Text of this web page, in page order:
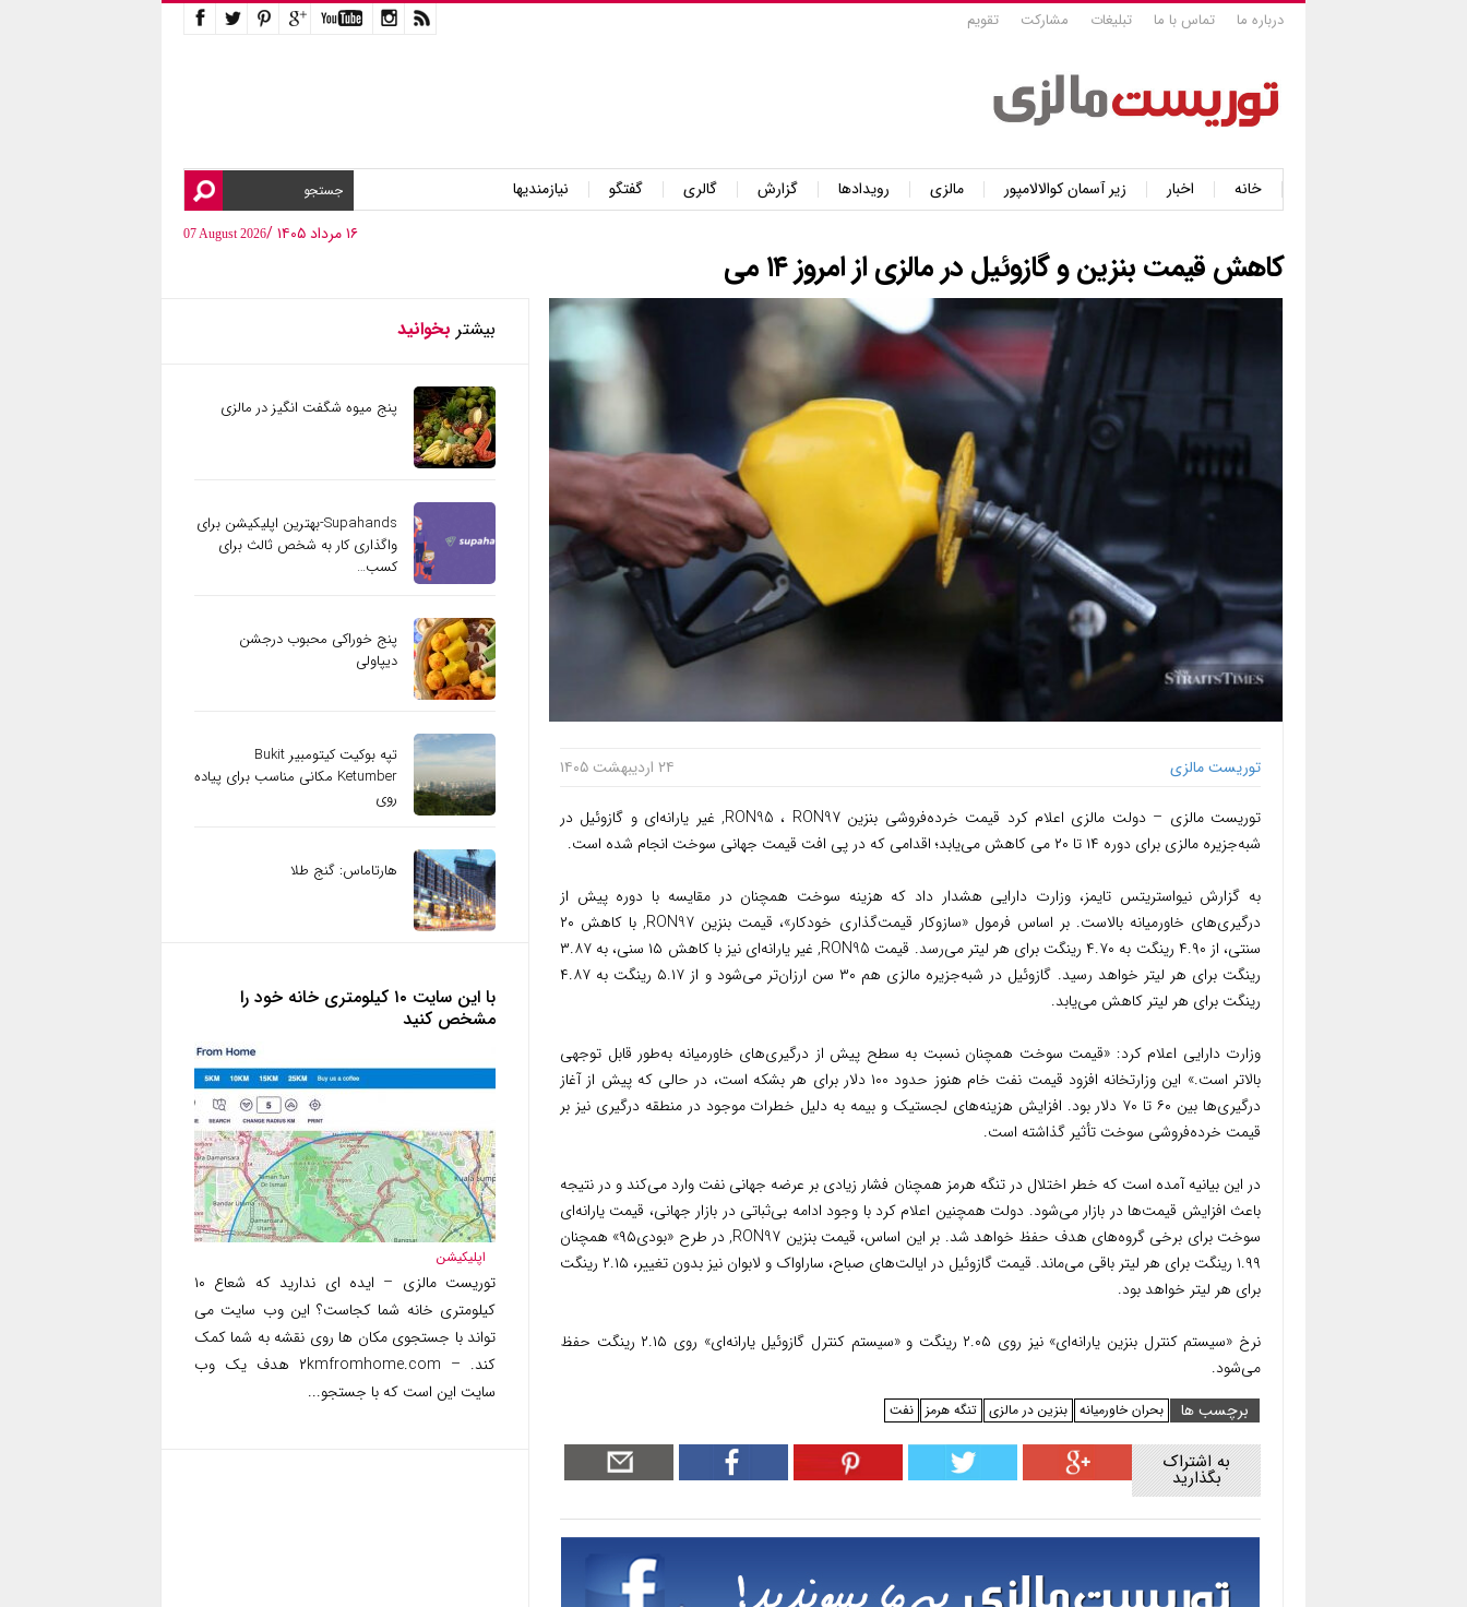
درباره ما تماس با ما تبلیغات مشارکت تقویم
خانه اخبار زیر آسمان کوالالامپور مالزی رویدادها گزارش گالری گفتگو
نیازمندیها
۱۶ مرداد ۱۴۰۵ /
07 August 2026
کاهش قیمت بنزین و گازوئیل در مالزی از امروز ۱۴ می
توریست مالزی ۲۴ اردیبهشت ۱۴۰۵
توریست مالزی – دولت مالزی اعلام کرد قیمت خرده‌فروشی بنزین RON95 ، RON97, غیر یارانه‌ای و گازوئیل در
شبه‌جزیره مالزی برای دوره ۱۴ تا ۲۰ می کاهش می‌یابد؛ اقدامی که در پی افت قیمت جهانی سوخت انجام شده است.
به گزارش نیواستریتس تایمز، وزارت دارایی هشدار داد که هزینه سوخت همچنان در مقایسه با دوره پیش از
درگیری‌های خاورمیانه بالاست. بر اساس فرمول «سازوکار قیمت‌گذاری خودکار»، قیمت بنزین RON97, با کاهش ۲۰
سنتی، از ۴.۹۰ رینگت به ۴.۷۰ رینگت برای هر لیتر می‌رسد. قیمت RON95, غیر یارانه‌ای نیز با کاهش ۱۵ سنی، به ۳.۸۷
رینگت برای هر لیتر خواهد رسید. گازوئیل در شبه‌جزیره مالزی هم ۳۰ سن ارزان‌تر می‌شود و از ۵.۱۷ رینگت به ۴.۸۷
رینگت برای هر لیتر کاهش می‌یابد.
وزارت دارایی اعلام کرد: «قیمت سوخت همچنان نسبت به سطح پیش از درگیری‌های خاورمیانه به‌طور قابل توجهی
بالاتر است.» این وزارتخانه افزود قیمت نفت خام هنوز حدود ۱۰۰ دلار برای هر بشکه است، در حالی که پیش از آغاز
درگیری‌ها بین ۶۰ تا ۷۰ دلار بود. افزایش هزینه‌های لجستیک و بیمه به دلیل خطرات موجود در منطقه درگیری نیز بر
قیمت خرده‌فروشی سوخت تأثیر گذاشته است.
در این بیانیه آمده است که خطر اختلال در تنگه هرمز همچنان فشار زیادی بر عرضه جهانی نفت وارد می‌کند و در نتیجه
باعث افزایش قیمت‌ها در بازار می‌شود. دولت همچنین اعلام کرد با وجود ادامه بی‌ثباتی در بازار جهانی، قیمت یارانه‌ای
سوخت برای برخی گروه‌های هدف حفظ خواهد شد. بر این اساس، قیمت بنزین RON97, در طرح «بودی۹۵» همچنان
۱.۹۹ رینگت برای هر لیتر باقی می‌ماند. قیمت گازوئیل در ایالت‌های صباح، ساراواک و لابوان نیز بدون تغییر، ۲.۱۵ رینگت
برای هر لیتر خواهد بود.
نرخ «سیستم کنترل بنزین یارانه‌ای» نیز روی ۲.۰۵ رینگت و «سیستم کنترل گازوئیل یارانه‌ای» روی ۲.۱۵ رینگت حفظ
می‌شود.
برچسب ها
بحران خاورمیانه بنزین در مالزی تنگه هرمز نفت
به اشتراک
بگذارید
بیشتر بخوانید
پنج میوه شگفت انگیز در مالزی
Supahands-بهترین اپلیکیشن برای
واگذاری کار به شخص ثالث برای
کسب…
پنج خوراکی محبوب درجشن
دیپاولی
تپه بوکیت کیتومبیر Bukit
Ketumber مکانی مناسب برای پیاده
روی
هارتاماس: گنج طلا
با این سایت ۱۰ کیلومتری خانه خود را
مشخص کنید
اپلیکیشن
توریست مالزی – ایده ای ندارید که شعاع ۱۰
کیلومتری خانه شما کجاست؟ این وب سایت می
تواند با جستجوی مکان ها روی نقشه به شما کمک
کند. – ۲kmfromhome.com هدف یک وب
سایت این است که با جستجو...